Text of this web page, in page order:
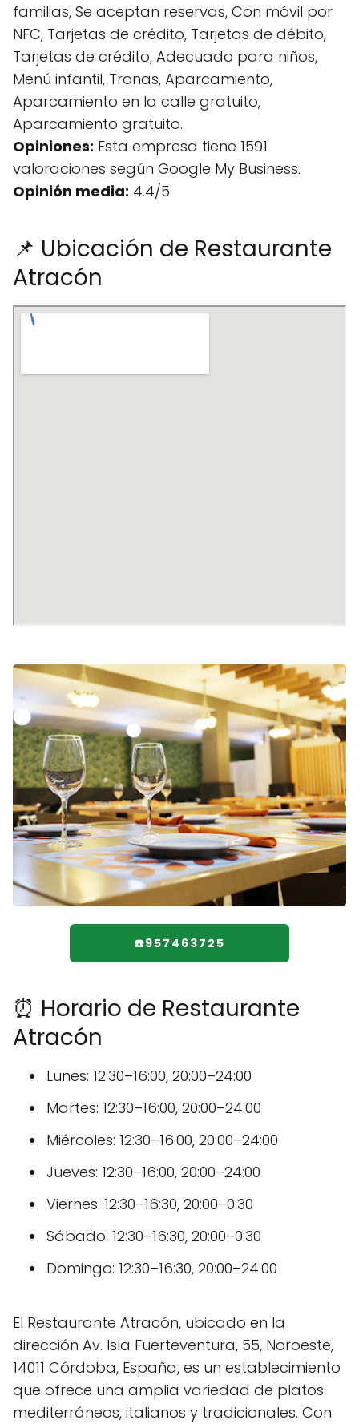
familias, Se aceptan reservas, Con móvil por
NFC, Tarjetas de crédito, Tarjetas de débito,
Tarjetas de crédito, Adecuado para niños,
Menú infantil, Tronas, Aparcamiento,
Aparcamiento en la calle gratuito,
Aparcamiento gratuito.
Opiniones: Esta empresa tiene 1591
valoraciones según Google My Business.
Opinión media: 4.4/5.
📌 Ubicación de Restaurante
Atracón
☎️957463725
⏰ Horario de Restaurante
Atracón
Lunes: 12:30–16:00, 20:00–24:00
Martes: 12:30–16:00, 20:00–24:00
Miércoles: 12:30–16:00, 20:00–24:00
Jueves: 12:30–16:00, 20:00–24:00
Viernes: 12:30–16:30, 20:00–0:30
Sábado: 12:30–16:30, 20:00–0:30
Domingo: 12:30–16:30, 20:00–24:00
El Restaurante Atracón, ubicado en la
dirección Av. Isla Fuerteventura, 55, Noroeste,
14011 Córdoba, España, es un establecimiento
que ofrece una amplia variedad de platos
mediterráneos, italianos y tradicionales. Con